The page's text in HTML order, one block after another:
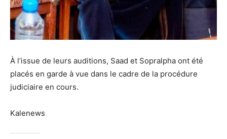
À l’issue de leurs auditions, Saad et Sopralpha ont été
placés en garde à vue dans le cadre de la procédure
judiciaire en cours.
Kalenews